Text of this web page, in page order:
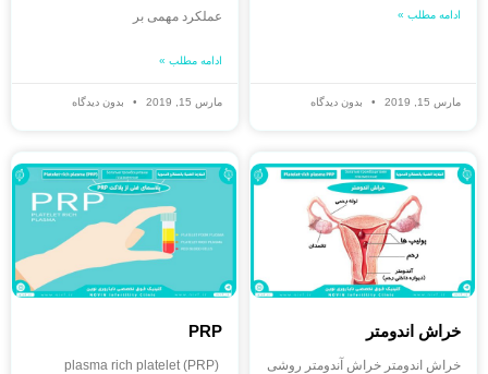
ادامه مطلب »
مارس 15, 2019 بدون دیدگاه
عملکرد مهمی بر
ادامه مطلب »
مارس 15, 2019 بدون دیدگاه
خراش اندومتر
خراش اندومتر خراش آندومتر روشی
PRP
(plasma rich platelet (PRP